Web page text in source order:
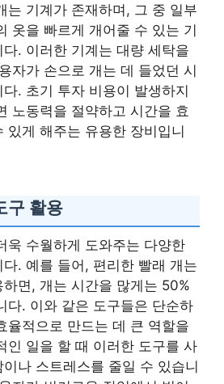
는 기계가 존재하며, 그 중 일부
옷을 빠르게 개어줄 수 있는 기
. 이러한 기계는 대량 세탁을
자가 손으로 개는 데 들었던 시
. 초기 투자 비용이 발생하지
노동력을 절약하고 시간을 효
있게 해주는 유용한 장비입니
구 활용
욱 수월하게 도와주는 다양한
. 예를 들어, 편리한 빨래 개는
면, 개는 시간을 많게는 50%
다. 이와 같은 도구들은 단순하
율적으로 만드는 데 큰 역할을
인 일을 할 때 이러한 도구를 사
나 스트레스를 줄일 수 있습니